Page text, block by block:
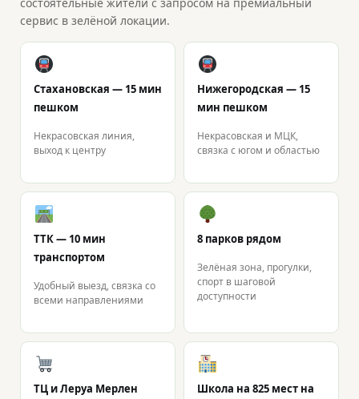
сервис в зелёной локации.
Стахановская — 15 мин
пешком
Некрасовская линия,
выход к центру
Нижегородская — 15
мин пешком
Некрасовская и МЦК,
связка с югом и областью
ТТК — 10 мин
транспортом
Удобный выезд, связка со
всеми направлениями
8 парков рядом
Зелёная зона, прогулки,
спорт в шаговой
доступности
ТЦ и Леруа Мерлен
Школа на 825 мест на